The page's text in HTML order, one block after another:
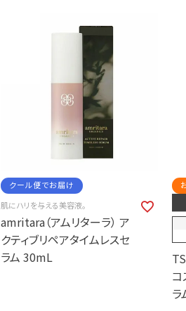
クール便でお届け
肌にハリを与える美容液。
amritara（アムリターラ） ア
クティブリペアタイムレスセ
ラム 30mL
コ